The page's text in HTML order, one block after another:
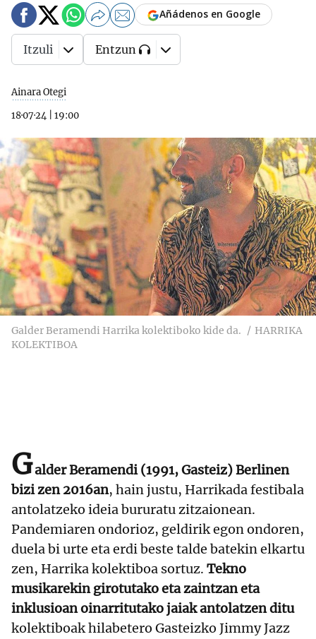
Ainara Otegi
18·07·24
19:00
Añádenos en Google
Itzuli Entzun
Galder Beramendi Harrika kolektiboko kide da.
HARRIKA
KOLEKTIBOA
Galder Beramendi (1991, Gasteiz) Berlinen
bizi zen 2016an, hain justu, Harrikada festibala
antolatzeko ideia bururatu zitzaionean.
Pandemiaren ondorioz, geldirik egon ondoren,
duela bi urte eta erdi beste talde batekin elkartu
zen, Harrika kolektiboa sortuz. Tekno
musikarekin girotutako eta zaintzan eta
inklusioan oinarritutako jaiak antolatzen ditu
kolektiboak hilabetero Gasteizko Jimmy Jazz